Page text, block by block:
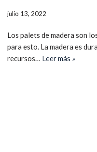
julio 13, 2022
Los palets de madera son
para esto. La madera es
recursos… Leer más »